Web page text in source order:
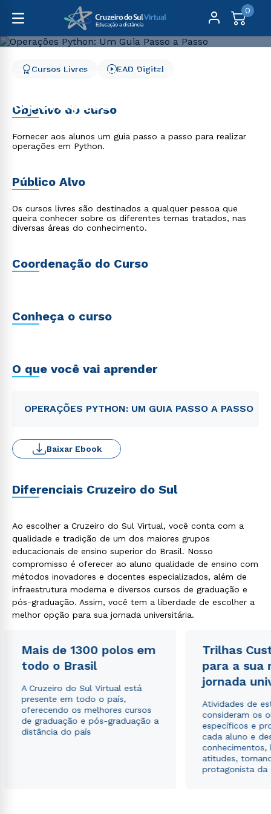
0
Cursos Livres
Engenharia e Tecnologia
Operações Python: Um
Guia Passo a Passo
Cursos Livres EAD Digital
Objetivo do curso
Fornecer aos alunos um guia passo a passo para realizar
operações em Python.
Público Alvo
Os cursos livres são destinados a qualquer pessoa que
queira conhecer sobre os diferentes temas tratados, nas
diversas áreas do conhecimento.
Coordenação do Curso
Conheça o curso
O que você vai aprender
OPERAÇÕES PYTHON: UM GUIA PASSO A PASSO
Baixar Ebook
Diferenciais Cruzeiro do Sul
Ao escolher a Cruzeiro do Sul Virtual, você conta com a
qualidade e tradição de um dos maiores grupos
educacionais de ensino superior do Brasil. Nosso
compromisso é oferecer ao aluno qualidade de ensino com
métodos inovadores e docentes especializados, além de
infraestrutura moderna e diversos cursos de graduação e
pós-graduação. Assim, você tem a liberdade de escolher a
melhor opção para sua jornada universitária.
Mais de 1300 polos em
todo o Brasil
A Cruzeiro do Sul Virtual está
presente em todo o país,
oferecendo os melhores cursos
de graduação e pós-graduação a
distância do país
Trilhas
para a sua
jornada
Atividades de
consideram os
específicos e
cada aluno e
conhecimentos,
atitudes,
protagonista da